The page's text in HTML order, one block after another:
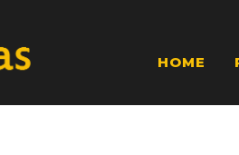
HOME